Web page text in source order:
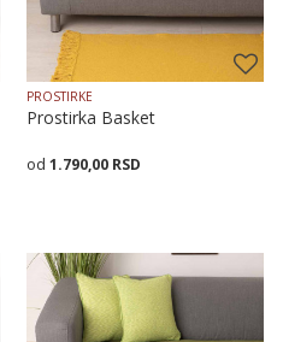
PROSTIRKE
Prostirka Basket
1.790,00 RSD
Veličina
70X70 70X160 70X200
Dodaj u korpu